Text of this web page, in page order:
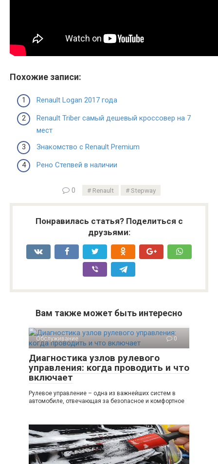
Похожие записи:
Renault Logan 2017 года
Renault Triber самый дешевый кроссовер на 7
мест
Знакомство с Renault Premium
Рено Степвей в наличии
0 Renault Stepway
Понравилась статья? Поделиться с
друзьями:
Вам также может быть интересно
Обслуживание 0
Диагностика узлов рулевого
управления: когда проводить и что
включает
Рулевое управление – одна из важнейших систем в
автомобиле, отвечающая за безопасное и комфортное